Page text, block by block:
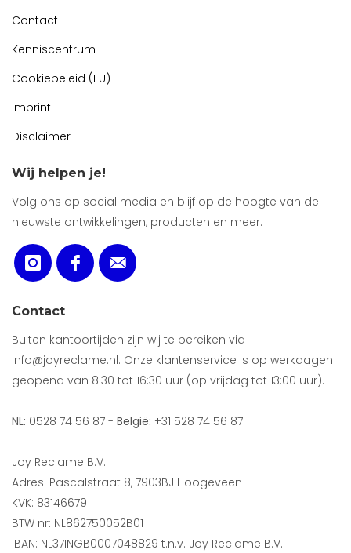
Contact
Kenniscentrum
Cookiebeleid (EU)
Imprint
Disclaimer
Wij helpen je!
Volg ons op social media en blijf op de hoogte van de
nieuwste ontwikkelingen, producten en meer.
Contact
Buiten kantoortijden zijn wij te bereiken via
info@joyreclame.nl. Onze klantenservice is op werkdagen
geopend van 8:30 tot 16:30 uur (op vrijdag tot 13:00 uur).
NL: 0528 74 56 87 - België: +31 528 74 56 87
Joy Reclame B.V.
Adres: Pascalstraat 8, 7903BJ Hoogeveen
KVK: 83146679
BTW nr: NL862750052B01
IBAN: NL37INGB0007048829 t.n.v. Joy Reclame B.V.